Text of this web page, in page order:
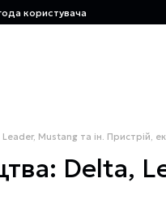
користувача
Mustang та ін. Пристрій,
Delta,